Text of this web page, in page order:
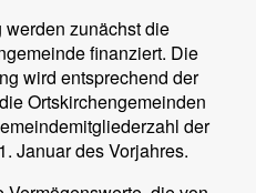
zunächst die
finanziert. Die
wird entsprechend der
Ortskirchengemeinden
der
Januar des Vorjahres.